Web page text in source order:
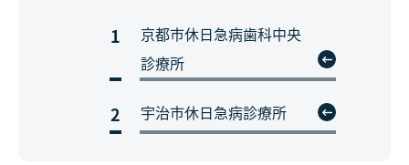
1
京都市休日急病歯科中央
診療所
2 宇治市休日急病診療所